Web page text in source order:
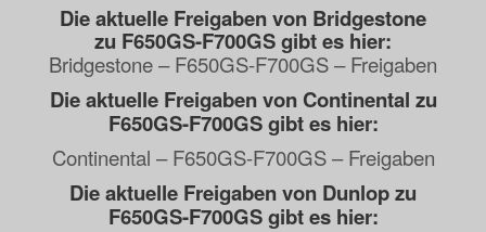
Die aktuelle Freigaben von Bridgestone
zu F650GS-F700GS gibt es hier:
Bridgestone – F650GS-F700GS – Freigaben
Die aktuelle Freigaben von Continental zu
F650GS-F700GS gibt es hier:
Continental – F650GS-F700GS – Freigaben
Die aktuelle Freigaben von Dunlop zu
F650GS-F700GS gibt es hier: